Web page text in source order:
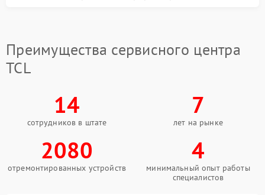
Преимущества сервисного центра
TCL
14
сотрудников в штате
7
лет на рынке
2080
отремонтированных устройств
4
минимальный опыт работы
специалистов